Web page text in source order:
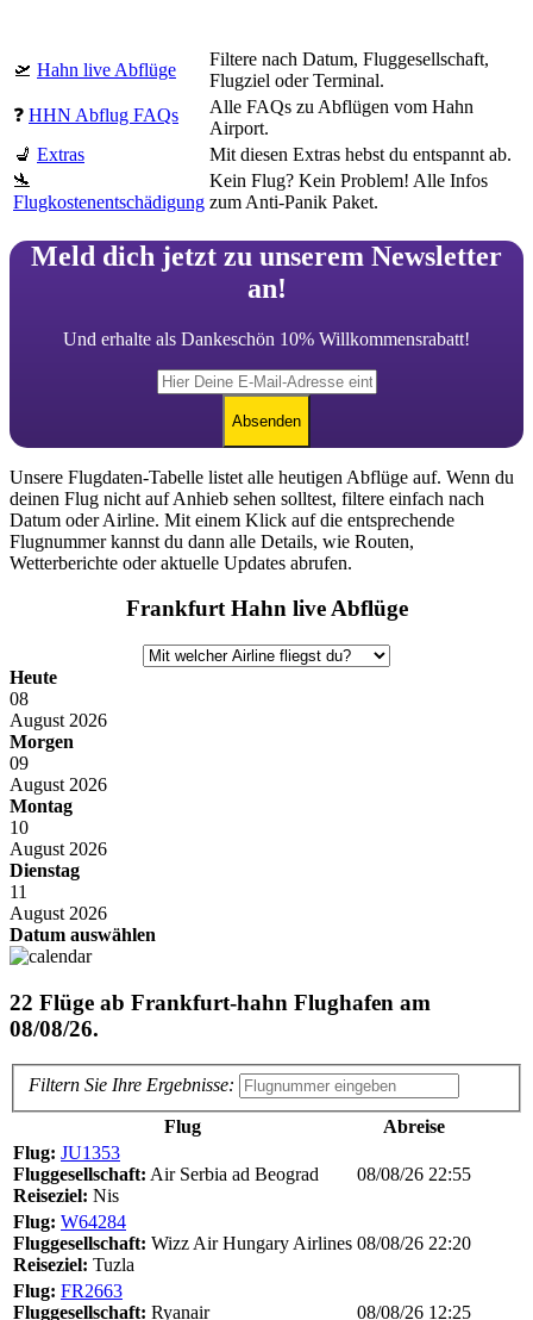
🛫 Hahn live Abflüge
Filtere nach Datum, Fluggesellschaft,
Flugziel oder Terminal.
❓ HHN Abflug FAQs
Alle FAQs zu Abflügen vom Hahn
Airport.
💺 Extras
Mit diesen Extras hebst du entspannt ab.
🛬
Flugkostenentschädigung
Kein Flug? Kein Problem! Alle Infos
zum Anti-Panik Paket.
Meld dich jetzt zu unserem Newsletter
an!
Und erhalte als Dankeschön 10% Willkommensrabatt!
Absenden
Unsere Flugdaten-Tabelle listet alle heutigen Abflüge auf. Wenn du
deinen Flug nicht auf Anhieb sehen solltest, filtere einfach nach
Datum oder Airline. Mit einem Klick auf die entsprechende
Flugnummer kannst du dann alle Details, wie Routen,
Wetterberichte oder aktuelle Updates abrufen.
Frankfurt Hahn live Abflüge
Heute
08
August 2026
Morgen
09
August 2026
Montag
10
August 2026
Dienstag
11
August 2026
Datum auswählen
22 Flüge ab Frankfurt-hahn Flughafen am
08/08/26.
Filtern Sie Ihre Ergebnisse:
Flug
Abreise
Flug: JU1353
Fluggesellschaft: Air Serbia ad Beograd
Reiseziel: Nis
08/08/26 22:55
Flug: W64284
Fluggesellschaft: Wizz Air Hungary Airlines
Reiseziel: Tuzla
08/08/26 22:20
Flug: FR2663
Fluggesellschaft: Ryanair
08/08/26 12:25